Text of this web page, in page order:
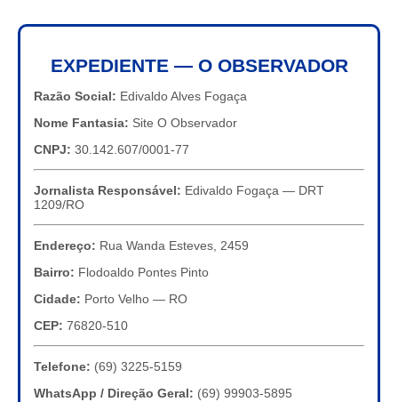
EXPEDIENTE — O OBSERVADOR
Razão Social: Edivaldo Alves Fogaça
Nome Fantasia: Site O Observador
CNPJ: 30.142.607/0001-77
Jornalista Responsável: Edivaldo Fogaça — DRT
1209/RO
Endereço: Rua Wanda Esteves, 2459
Bairro: Flodoaldo Pontes Pinto
Cidade: Porto Velho — RO
CEP: 76820-510
Telefone: (69) 3225-5159
WhatsApp / Direção Geral: (69) 99903-5895